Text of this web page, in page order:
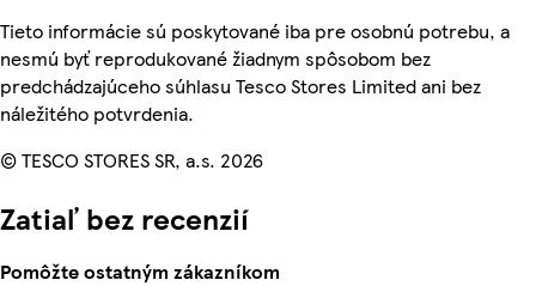
Tieto informácie sú poskytované iba pre osobnú potrebu, a
nesmú byť reprodukované žiadnym spôsobom bez
predchádzajúceho súhlasu Tesco Stores Limited ani bez
náležitého potvrdenia.
© TESCO STORES SR, a.s. 2026
Zatiaľ bez recenzií
Pomôžte ostatným zákazníkom